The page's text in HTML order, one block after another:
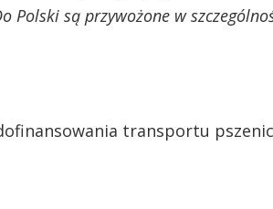
Polski są przywożone w
transportu